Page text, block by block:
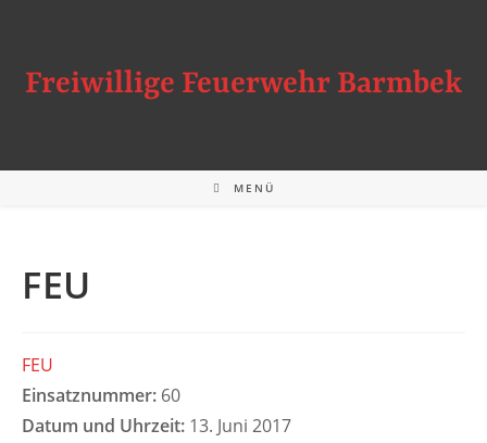
springen
Freiwillige Feuerwehr Barmbek
MENÜ
FEU
FEU
Einsatznummer: 60
Datum und Uhrzeit: 13. Juni 2017